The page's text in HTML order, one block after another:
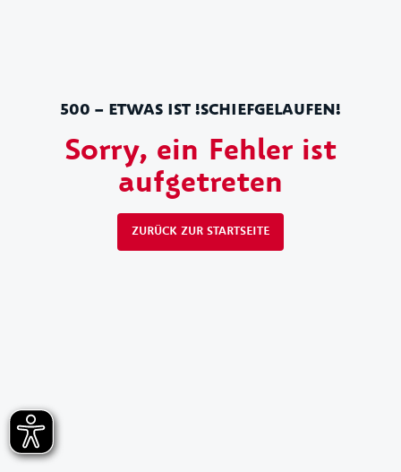
500 – ETWAS IST !SCHIEFGELAUFEN!
Sorry, ein Fehler ist
aufgetreten
ZURÜCK ZUR STARTSEITE